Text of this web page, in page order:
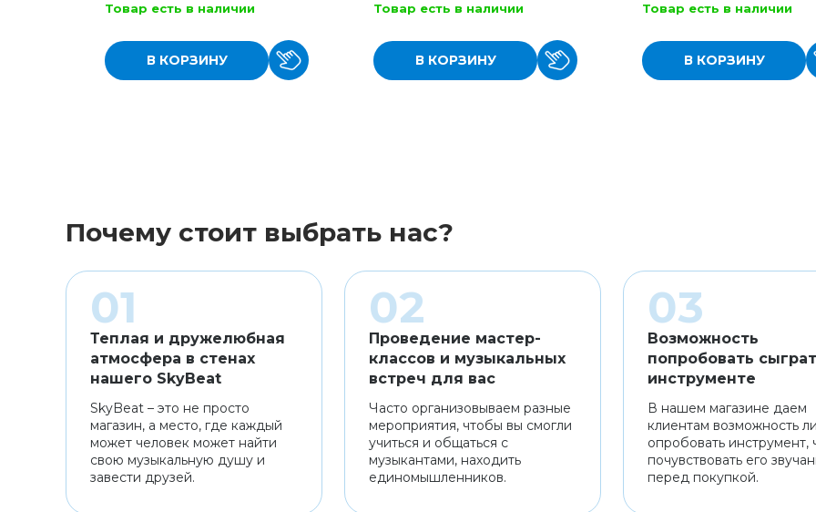
Товар есть в наличии
В КОРЗИНУ
Товар есть в наличии
В КОРЗИНУ
Товар есть в наличии
В КОРЗИНУ
Почему стоит выбрать нас?
Теплая и дружелюбная
атмосфера в стенах
нашего SkyBeat
SkyBeat – это не просто
магазин, а место, где каждый
может человек может найти
свою музыкальную душу и
завести друзей.
Проведение мастер-
классов и музыкальных
встреч для вас
Часто организовываем разные
мероприятия, чтобы вы смогли
учиться и общаться с
музыкантами, находить
единомышленников.
Возможность
попробовать
инструменте
В нашем магазине даем
клиентам возможность
опробовать инструмент,
почувствовать его
перед покупкой.